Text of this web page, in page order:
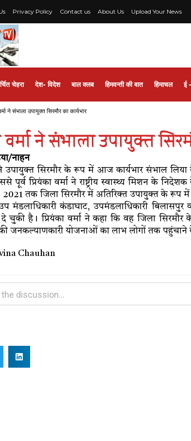
Privacy Policy Contact us About Us Upload Your News
चेहरा देश- विदेश बाल क्लब हिमवन्ती की बात हिमाचल ई
ने संभाला उपायुक्त सिरमौर का कार्यभार
वर्मा ने संभाला उपायुक्त
नाहन
ने उपायुक्त सिरमौर के रूप में आज कार्यभार संभाल
पूर्व प्रियंका वर्मा ने राष्ट्रीय स्वास्थ्य मिशन के
तक जिला सिरमौर में अतिरिक्त उपायुक्त के रूप
उप मंडलाधिकारी कंडाघाट, उपमंडलाधिकारी
चुकी है। प्रियंका वर्मा ने कहा कि वह जिला
जनकल्याणकारी योजनाओं का लाभ लोगों तक पहुंचाने
Chauhan